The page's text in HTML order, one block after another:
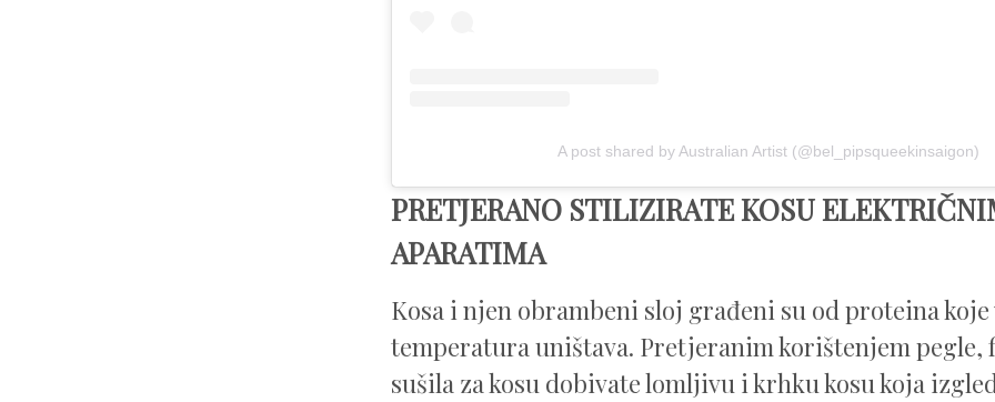
A post shared by Australian Artist (@bel_pipsqueekinsaigon)
PRETJERANO STILIZIRATE KOSU
APARATIMA
Kosa i njen obrambeni sloj građeni su od proteina koje
temperatura uništava. Pretjeranim korištenjem pegle,
sušila za kosu dobivate lomljivu i krhku kosu koja